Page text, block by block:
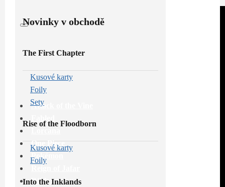
Attack of the Vine
One Piece
Pokémon
Riftbound
Novinky v obchodě
The First Chapter
Kusové karty
Foily
Sety
Rise of the Floodborn
Kusové karty
Foily
Into the Inklands